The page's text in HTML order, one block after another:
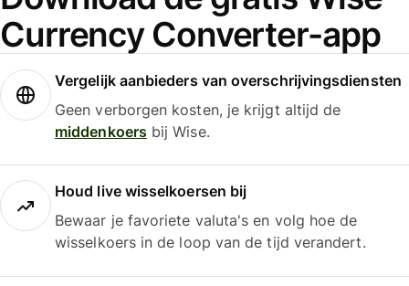
Currency Converter-app
Vergelijk aanbieders van overschrijvingsdiensten
Geen verborgen kosten, je krijgt altijd de
middenkoersbij Wise.
Houd live wisselkoersen bij
Bewaar je favoriete valuta's en volg hoe de
wisselkoers in de loop van de tijd verandert.